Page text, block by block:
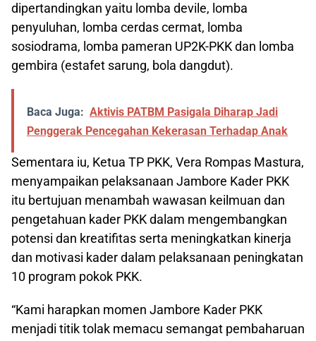
dipertandingkan yaitu lomba devile, lomba
penyuluhan, lomba cerdas cermat, lomba
sosiodrama, lomba pameran UP2K-PKK dan lomba
gembira (estafet sarung, bola dangdut).
Baca Juga: Aktivis PATBM Pasigala Diharap Jadi
Penggerak Pencegahan Kekerasan Terhadap Anak
Sementara iu, Ketua TP PKK, Vera Rompas Mastura,
menyampaikan pelaksanaan Jambore Kader PKK
itu bertujuan menambah wawasan keilmuan dan
pengetahuan kader PKK dalam mengembangkan
potensi dan kreatifitas serta meningkatkan kinerja
dan motivasi kader dalam pelaksanaan peningkatan
10 program pokok PKK.
“Kami harapkan momen Jambore Kader PKK
menjadi titik tolak memacu semangat pembaharuan